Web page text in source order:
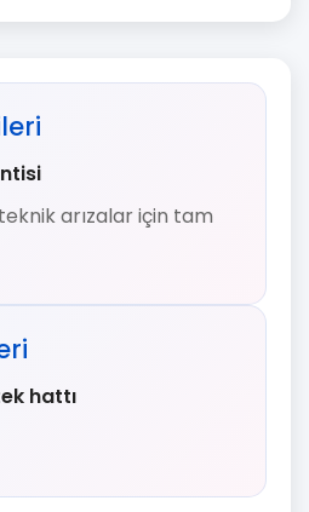
arızalar için tam
hattı